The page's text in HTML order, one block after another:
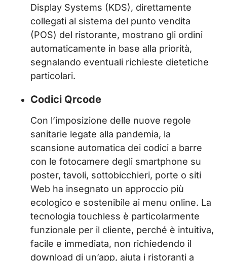
Display Systems (KDS), direttamente
collegati al sistema del punto vendita
(POS) del ristorante, mostrano gli ordini
automaticamente in base alla priorità,
segnalando eventuali richieste dietetiche
particolari.
Codici Qrcode
Con l’imposizione delle nuove regole
sanitarie legate alla pandemia, la
scansione automatica dei codici a barre
con le fotocamere degli smartphone su
poster, tavoli, sottobicchieri, porte o siti
Web ha insegnato un approccio più
ecologico e sostenibile ai menu online. La
tecnologia touchless è particolarmente
funzionale per il cliente, perché è intuitiva,
facile e immediata, non richiedendo il
download di un’app, aiuta i ristoranti a